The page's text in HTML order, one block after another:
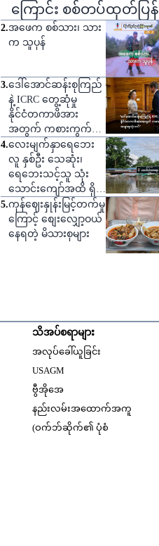
ကြောင်း စစ်တပ်ထုတ်ပြန်
2.အဖေက စစ်သား၊ သား
က သူပုန်
3.ဒေါ်အောင်ဆန်းစုကြည်
နဲ့ ICRC တွေ့ဆုံမှု
နိုင်ငံတကာဖိအား
အတွက် ကစားကွက်
တစ်ခုဟု သုံးသပ်
4.လေးမျက်နှာရေဘေး
လူ နှစ်ဦး သေဆုံး၊
ရေဘေးသင့်သူ သုံး
သောင်းကျော်အထိ ရှိ
လာ
5.ကုန်ဈေးနှုန်းမြင့်တက်မှု
ကြောင့် စျေးလျှော့ဝယ်
နေရတဲ့ မိသားစုများ
သိအပ်စရာများ
အလုပ်ခေါ်ယူခြင်း
USAGM
ဗွီအိုအေ
နည်းလမ်းအထောက်အကူ
(ဝက်ဘ်ဆိုက်၏ ပုံစံ